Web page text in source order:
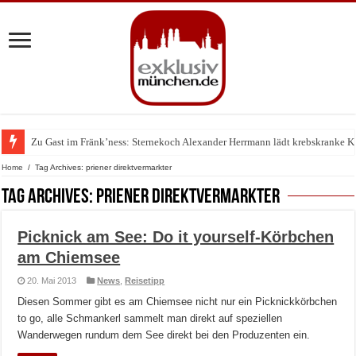
Zu Gast im Fränk’ness: Sternekoch Alexander Herrmann lädt krebskranke
Warum München gerade zum Treffpunkt der Lingerie-Branche wurde
Home / Tag Archives: priener direktvermarkter
Tag Archives: priener direktvermarkter
Picknick am See: Do it yourself-Körbchen
am Chiemsee
20. Mai 2013 News ,Reisetipp
Diesen Sommer gibt es am Chiemsee nicht nur ein Picknickkörbchen
to go, alle Schmankerl sammelt man direkt auf speziellen
Wanderwegen rundum dem See direkt bei den Produzenten ein.